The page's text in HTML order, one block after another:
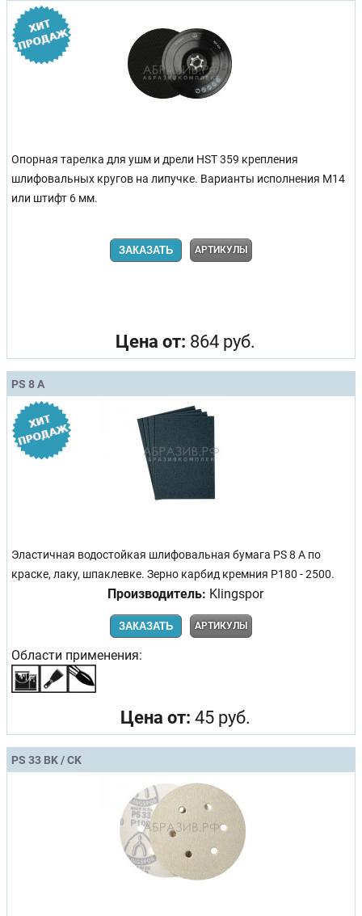
Опорная тарелка для ушм и дрели HST 359 крепления
шлифовальных кругов на липучке. Варианты исполнения М14
или штифт 6 мм.
ЗАКАЗАТЬ АРТИКУЛЫ
Цена от: 864 руб.
PS 8 A
Эластичная водостойкая шлифовальная бумага PS 8 A по
краске, лаку, шпаклевке. Зерно карбид кремния Р180 - 2500.
Производитель: Klingspor
ЗАКАЗАТЬ АРТИКУЛЫ
Области применения:
Цена от: 45 руб.
PS 33 BK / CK